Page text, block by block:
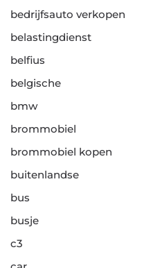
bedrijfsauto verkopen
belastingdienst
belfius
belgische
bmw
brommobiel
brommobiel kopen
buitenlandse
bus
busje
c3